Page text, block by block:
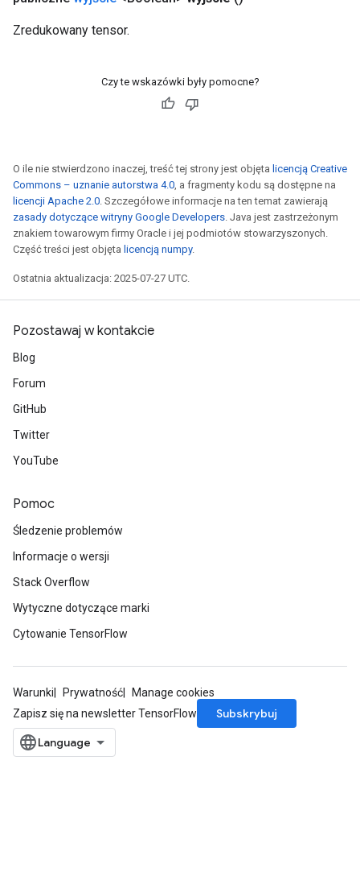
Zredukowany tensor.
Czy te wskazówki były pomocne?
O ile nie stwierdzono inaczej, treść tej strony jest objęta licencją Creative
Commons – uznanie autorstwa 4.0, a fragmenty kodu są dostępne na
licencji Apache 2.0. Szczegółowe informacje na ten temat zawierają
zasady dotyczące witryny Google Developers. Java jest zastrzeżonym
znakiem towarowym firmy Oracle i jej podmiotów stowarzyszonych.
Część treści jest objęta licencją numpy.
Ostatnia aktualizacja: 2025-07-27 UTC.
Pozostawaj w kontakcie
Blog
Forum
GitHub
Twitter
YouTube
Pomoc
Śledzenie problemów
Informacje o wersji
Stack Overflow
Wytyczne dotyczące marki
Cytowanie TensorFlow
Warunki Prywatność
Manage cookies
Zapisz się na newsletter TensorFlow
Subskrybuj